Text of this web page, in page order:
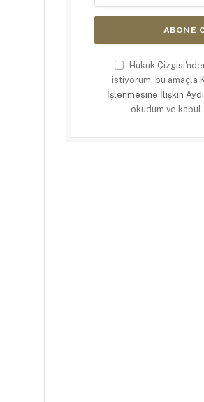
Hukuk
istiyorum, bu amaçla
İşlenmesine İlişkin
okudum ve kabul